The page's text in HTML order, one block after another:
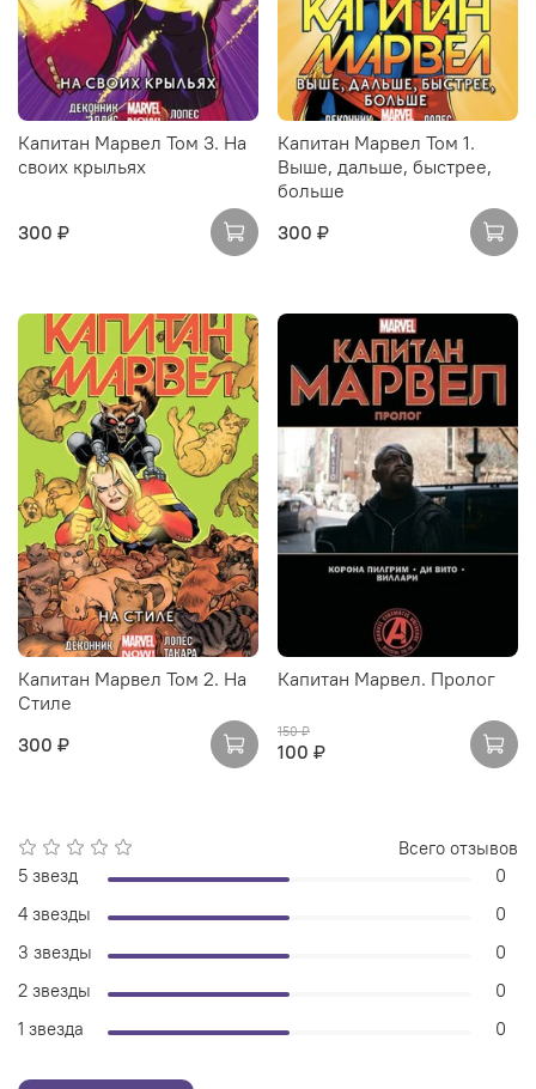
Капитан Марвел Том 3. На
своих крыльях
300 ₽
Капитан Марвел Том 1.
Выше, дальше, быстрее,
больше
300 ₽
Капитан Марвел Том 2. На
Стиле
300 ₽
Капитан Марвел. Пролог
150 ₽
100 ₽
Всего отзывов
5 звезд
0
4 звезды
0
3 звезды
0
2 звезды
0
1 звезда
0